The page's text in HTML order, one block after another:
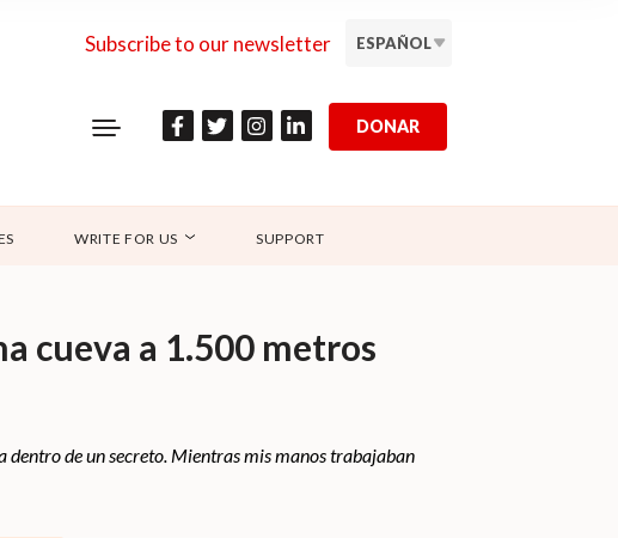
Subscribe to our newsletter ESPAÑOL
DONAR
WRITE FOR US SUPPORT
cueva a 1.500 metros
dentro de un secreto. Mientras mis manos trabajaban